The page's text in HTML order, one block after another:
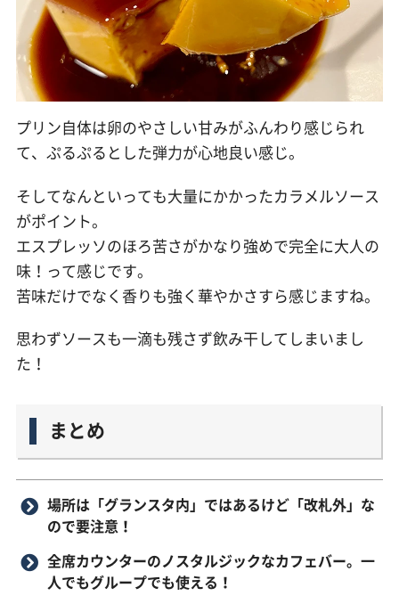
プリン自体は卵のやさしい甘みがふんわり感じられ
て、ぷるぷるとした弾力が心地良い感じ。
そしてなんといっても大量にかかったカラメルソース
がポイント。
エスプレッソのほろ苦さがかなり強めで完全に大人の
味！って感じです。
苦味だけでなく香りも強く華やかさすら感じますね。
思わずソースも一滴も残さず飲み干してしまいまし
た！
まとめ
場所は「グランスタ内」ではあるけど「改札外」な
ので要注意！
全席カウンターのノスタルジックなカフェバー。一
人でもグループでも使える！